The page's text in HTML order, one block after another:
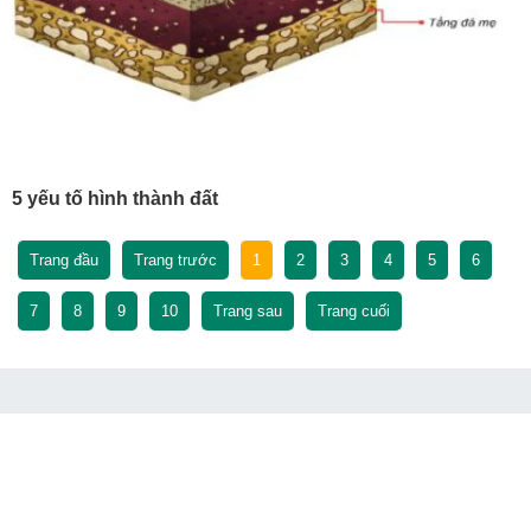
5 yếu tố hình thành đất
Trang đầu Trang trước 1 2 3 4 5 6
7 8 9 10 Trang sau Trang cuối